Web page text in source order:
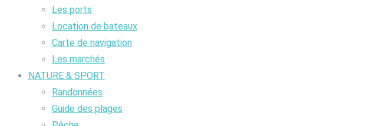
Les ports
Location de bateaux
Carte de navigation
Les marchés
NATURE & SPORT
Randonnées
Guide des plages